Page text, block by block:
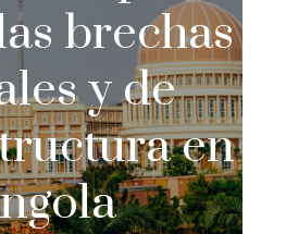
brechas
y de
en